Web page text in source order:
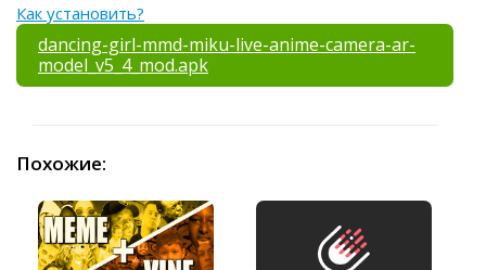
Как установить?
dancing-girl-mmd-miku-live-anime-camera-ar-
model_v5_4_mod.apk
Похожие: